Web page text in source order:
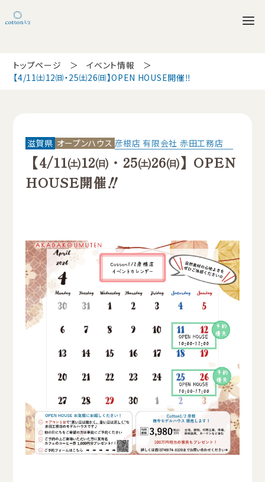
トップページ
イベント情報
【4/11㈯12㈰・25㈯26㈰】OPEN HOUSE開催‼
滋賀県 オープンハウス 彦根店 有限会社 赤田工務店
【4/11㈯12㈰・25㈯26㈰】OPEN
HOUSE開催‼